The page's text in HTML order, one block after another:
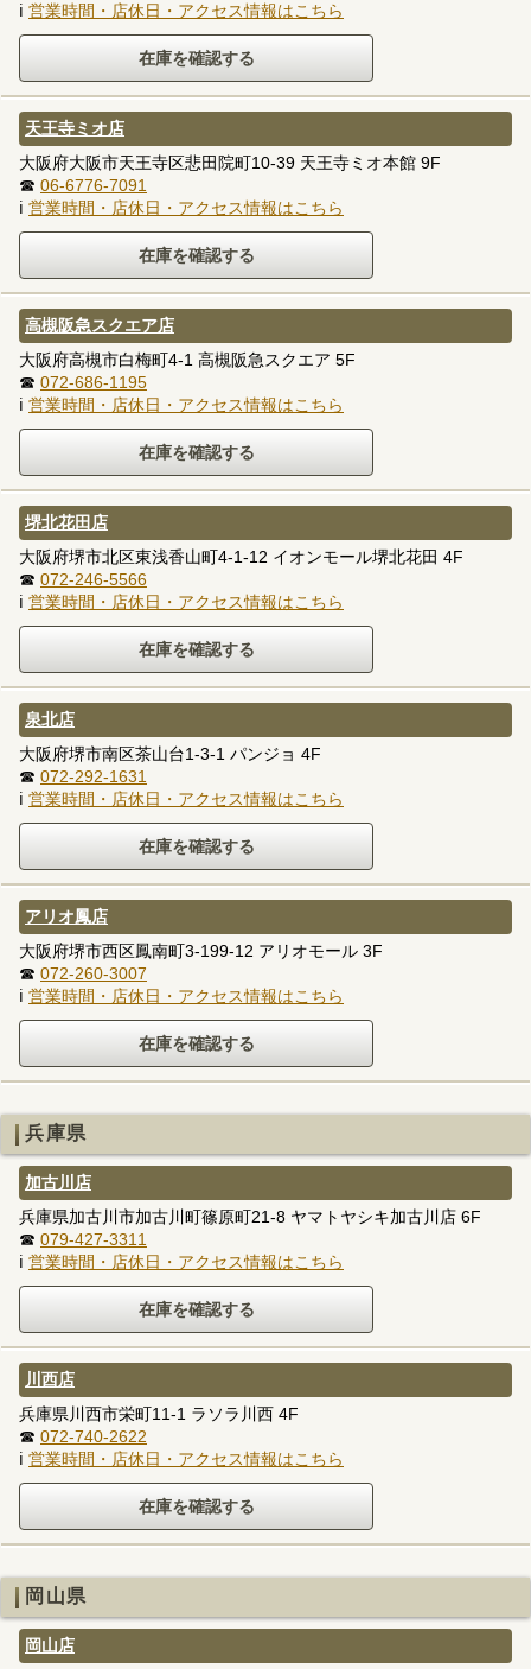
ℹ 営業時間・店休日・アクセス情報はこちら
天王寺ミオ店
大阪府大阪市天王寺区悲田院町10-39 天王寺ミオ本館 9F
☎ 06-6776-7091
ℹ 営業時間・店休日・アクセス情報はこちら
高槻阪急スクエア店
大阪府高槻市白梅町4-1 高槻阪急スクエア 5F
☎ 072-686-1195
ℹ 営業時間・店休日・アクセス情報はこちら
堺北花田店
大阪府堺市北区東浅香山町4-1-12 イオンモール堺北花田 4F
☎ 072-246-5566
ℹ 営業時間・店休日・アクセス情報はこちら
泉北店
大阪府堺市南区茶山台1-3-1 パンジョ 4F
☎ 072-292-1631
ℹ 営業時間・店休日・アクセス情報はこちら
アリオ鳳店
大阪府堺市西区鳳南町3-199-12 アリオモール 3F
☎ 072-260-3007
ℹ 営業時間・店休日・アクセス情報はこちら
兵庫県
加古川店
兵庫県加古川市加古川町篠原町21-8 ヤマトヤシキ加古川店 6F
☎ 079-427-3311
ℹ 営業時間・店休日・アクセス情報はこちら
川西店
兵庫県川西市栄町11-1 ラソラ川西 4F
☎ 072-740-2622
ℹ 営業時間・店休日・アクセス情報はこちら
岡山県
岡山店